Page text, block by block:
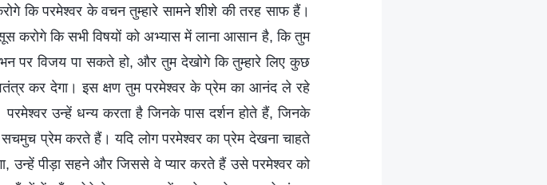
कि परमेश्वर के वचन तुम्हारे सामने शीशे की तरह साफ हैं।
कि सभी विषयों को अभ्यास में लाना आसान है, कि तुम
पर विजय पा सकते हो, और तुम देखोगे कि तुम्हारे लिए कुछ
कर देगा। इस क्षण तुम परमेश्वर के प्रेम का आनंद ले रहे
उन्हें धन्य करता है जिनके पास दर्शन होते हैं, जिनके
प्रेम करते हैं। यदि लोग परमेश्वर का प्रेम देखना चाहते
उन्हें पीड़ा सहने और जिससे वे प्यार करते हैं उसे परमेश्वर को